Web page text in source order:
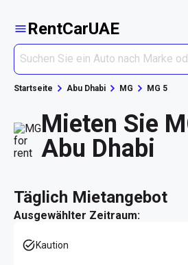
RentCarUAE
Startseite Abu Dhabi MG MG 5
Mieten Sie
Abu Dhabi
täglich Mietangebot
Ausgewählter Zeitraum:
Kaution